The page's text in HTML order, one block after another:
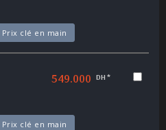
Prix clé en main
549.000 DH *
Prix clé en main